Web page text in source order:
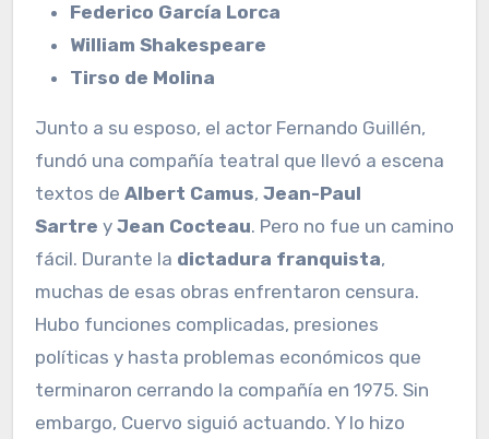
Federico García Lorca
William Shakespeare
Tirso de Molina
Junto a su esposo, el actor Fernando Guillén,
fundó una compañía teatral que llevó a escena
textos de Albert Camus, Jean-Paul
Sartre y Jean Cocteau. Pero no fue un camino
fácil. Durante la dictadura franquista,
muchas de esas obras enfrentaron censura.
Hubo funciones complicadas, presiones
políticas y hasta problemas económicos que
terminaron cerrando la compañía en 1975. Sin
embargo, Cuervo siguió actuando. Y lo hizo